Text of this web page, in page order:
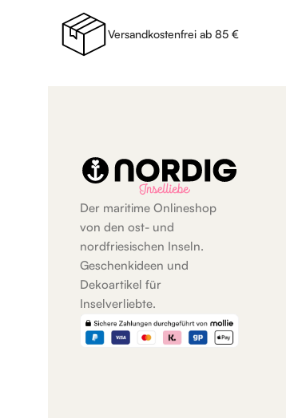
Versandkostenfrei ab 85 €
Der maritime Onlineshop
von den ost- und
nordfriesischen Inseln.
Geschenkideen und
Dekoartikel für
Inselverliebte.